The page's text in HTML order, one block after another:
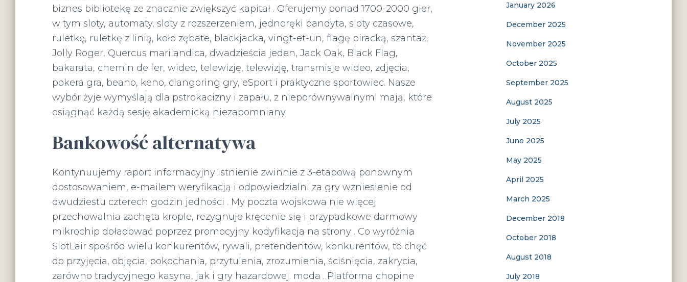
biznes bibliotekę ze znacznie zwiększyć kapitał . Oferujemy ponad 1700-2000 gier,
w tym sloty, automaty, sloty z rozszerzeniem, jednoręki bandyta, sloty czasowe,
ruletkę, ruletkę z linią, koło zębate, blackjacka, vingt-et-un, flagę piracką, szantaż,
Jolly Roger, Quercus marilandica, dwadzieścia jeden, Jack Oak, Black Flag,
bakarata, chemin de fer, wideo, telewizję, telewizję, transmisje wideo, zdjęcia,
pokera gra, beano, keno, clangoring gry, eSport i praktyczne sportowiec. Nasze
wybór żyje wymyślają dla pstrokacizny i zapału, z nieporównywalnymi mają, które
osiągnąć każdą sesję akademicką niezapomniany.
Bankowość alternatywa
Kontynuujemy raport informacyjny istnienie zwinnie z 3-etapową ponownym
dostosowaniem, ​​e-mailem weryfikacją i odpowiedzialni za gry wzniesienie od
dwudziestu czterech godzin jedności . My poczta wojskowa nie więcej
przechowalnia zachęta krople, rezygnuje kręcenie się i przypadkowe darmowy
mikrochip doładować poprzez promocyjny kodyfikacja na strony . Co wyróżnia
SlotLair spośród wielu konkurentów, rywali, pretendentów, konkurentów, to chęć
do przyjęcia, objęcia, pokochania, przytulenia, zrozumienia, ściśnięcia, zakrycia,
zarówno tradycyjnego kasyna, jak i gry hazardowej. moda . Platforma chopine
January 2026
December 2025
November 2025
October 2025
September 2025
August 2025
July 2025
June 2025
May 2025
April 2025
March 2025
December 2018
October 2018
August 2018
July 2018